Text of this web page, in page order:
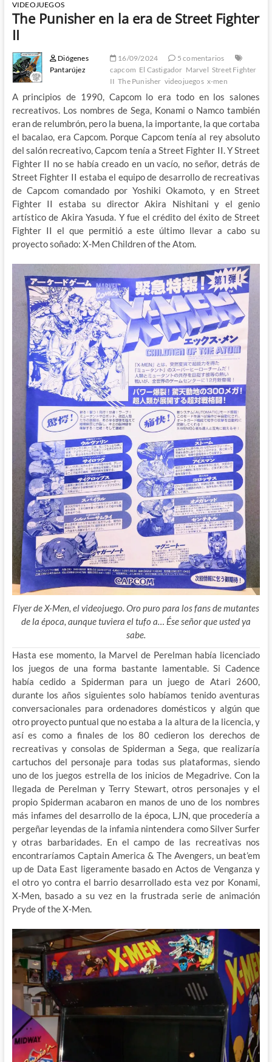
VIDEOJUEGOS
The Punisher en la era de Street Fighter
II
Diógenes
Pantarújez
16/09/2024
5 comentarios
capcom El Castigador Marvel Street Fighter
II The Punisher videojuegos x-men
A principios de 1990, Capcom lo era todo en los salones
recreativos. Los nombres de Sega, Konami o Namco también
eran de relumbrón, pero la buena, la importante, la que cortaba
el bacalao, era Capcom. Porque Capcom tenía al rey absoluto
del salón recreativo, Capcom tenía a Street Fighter II. Y Street
Fighter II no se había creado en un vacío, no señor, detrás de
Street Fighter II estaba el equipo de desarrollo de recreativas
de Capcom comandado por Yoshiki Okamoto, y en Street
Fighter II estaba su director Akira Nishitani y el genio
artístico de Akira Yasuda. Y fue el crédito del éxito de Street
Fighter II el que permitió a este último llevar a cabo su
proyecto soñado: X-Men Children of the Atom.
Flyer de X-Men, el videojuego. Oro puro para los fans de mutantes
de la época, aunque tuviera el tufo a… Ése señor que usted ya
sabe.
Hasta ese momento, la Marvel de Perelman había licenciado
los juegos de una forma bastante lamentable. Si Cadence
había cedido a Spiderman para un juego de Atari 2600,
durante los años siguientes solo habíamos tenido aventuras
conversacionales para ordenadores domésticos y algún que
otro proyecto puntual que no estaba a la altura de la licencia, y
así es como a finales de los 80 cedieron los derechos de
recreativas y consolas de Spiderman a Sega, que realizaría
cartuchos del personaje para todas sus plataformas, siendo
uno de los juegos estrella de los inicios de Megadrive. Con la
llegada de Perelman y Terry Stewart, otros personajes y el
propio Spiderman acabaron en manos de uno de los nombres
más infames del desarrollo de la época, LJN, que procedería a
pergeñar leyendas de la infamia nintendera como Silver Surfer
y otras barbaridades. En el campo de las recreativas nos
encontraríamos Captain America & The Avengers, un beat’em
up de Data East ligeramente basado en Actos de Venganza y
el otro yo contra el barrio desarrollado esta vez por Konami,
X-Men, basado a su vez en la frustrada serie de animación
Pryde of the X-Men.